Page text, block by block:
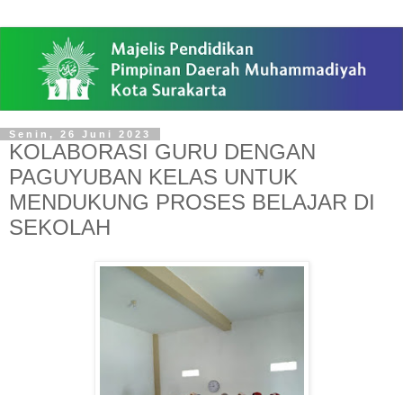
Senin, 26 Juni 2023
KOLABORASI GURU DENGAN
PAGUYUBAN KELAS UNTUK
MENDUKUNG PROSES BELAJAR DI
SEKOLAH